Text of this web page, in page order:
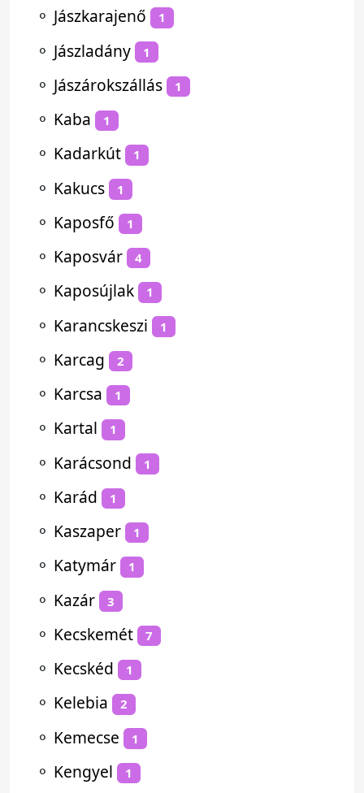
⚬ Jászkarajenő 1
⚬ Jászladány 1
⚬ Jászárokszállás 1
⚬ Kaba 1
⚬ Kadarkút 1
⚬ Kakucs 1
⚬ Kaposfő 1
⚬ Kaposvár 4
⚬ Kaposújlak 1
⚬ Karancskeszi 1
⚬ Karcag 2
⚬ Karcsa 1
⚬ Kartal 1
⚬ Karácsond 1
⚬ Karád 1
⚬ Kaszaper 1
⚬ Katymár 1
⚬ Kazár 3
⚬ Kecskemét 7
⚬ Kecskéd 1
⚬ Kelebia 2
⚬ Kemecse 1
⚬ Kengyel 1